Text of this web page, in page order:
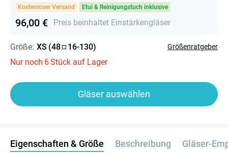
Kostenloser Versand Etui & Reinigungstuch inklusive
96,00 € Preis beinhaltet Einstärkengläser
Größe: XS (48 16-130) Größenratgeber
Nur noch 6Stück auf Lager
Gläser auswählen
Eigenschaften & Größe Beschreibung Gläser-